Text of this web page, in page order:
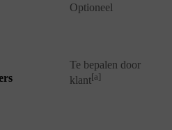
Optioneel
Te bepalen door
klant[a]